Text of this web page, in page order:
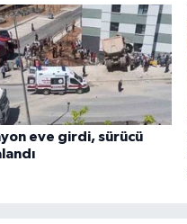
eve girdi, sürücü